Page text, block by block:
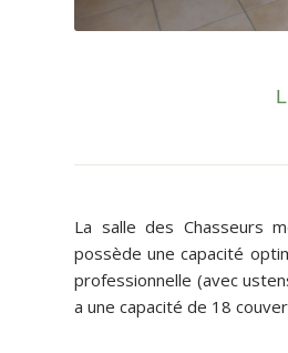
La salle des Chasseurs
possède une capacité
professionnelle (avec
a une capacité de 18